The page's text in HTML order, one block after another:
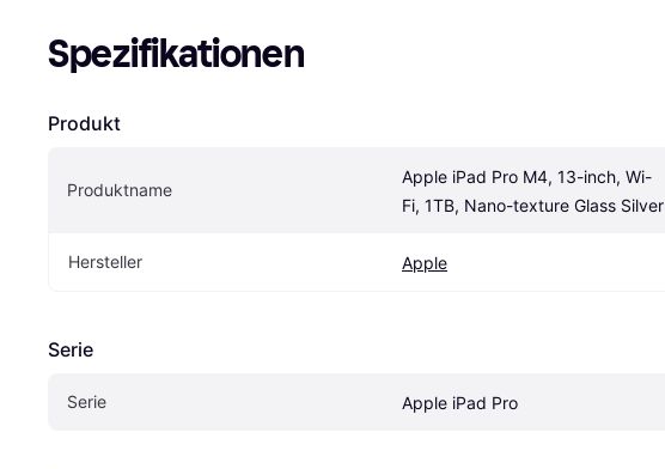
Spezifikationen
Produkt
Produktname
Apple iPad Pro M4, 13-inch, Wi-
Fi, 1TB, Nano-texture Glass Silver
Hersteller Apple
Serie
Serie Apple iPad Pro